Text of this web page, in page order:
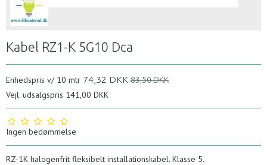
Kabel RZ1-K 5G10 Dca
Enhedspris v/ 10 mtr 74,32 DKK 83,50 DKK
Vejl. udsalgspris 141,00 DKK
Ingen bedømmelse
RZ-1K halogenfrit fleksibelt installationskabel. Klasse 5.